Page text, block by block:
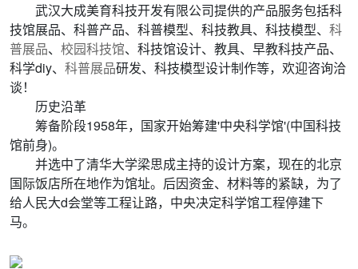
武汉大成美育科技开发有限公司提供的产品服务包括科
技馆展品、科普产品、科普模型、科技教具、科技模型、 科
普展品、 校园科技馆、科技馆设计、教具、早教科技产品、
科学diy、 科普展品研发、科技模型设计制作等，欢迎咨询洽
谈！
历史沿革
筹备阶段1958年，国家开始筹建'中央科学馆'(中国科技
馆前身)。
并选中了清华大学梁思成主持的设计方案，现在的北京
国际饭店所在地作为馆址。后因资金、材料等的紧缺，为了
给人民大d会堂等工程让路，中央决定科学馆工程停建下
马。